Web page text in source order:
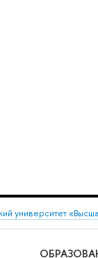
университет